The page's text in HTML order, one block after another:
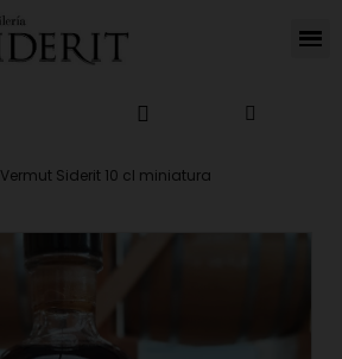
Vermut Siderit 10 cl miniatura